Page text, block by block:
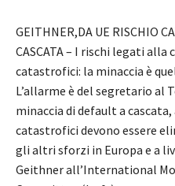
GEITHNER,DA UE RISCHIO
CASCATA – I rischi legati
catastrofici: la minaccia è
L’allarme è del segretario al
minaccia di default a
catastrofici devono essere
gli altri sforzi in Europa e a
Geithner all’International